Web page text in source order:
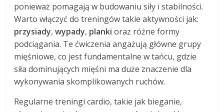
ponieważ pomagają w budowaniu siły i stabilności.
Warto włączyć do treningów takie aktywności jak:
przysiady,wypady, planki oraz różne formy
podciągania. Te ćwiczenia angażują główne grupy
mięśniowe, co jest fundamentalne w tańcu, gdzie
siła dominujących mięśni ma duże znaczenie dla
wykonywania skomplikowanych ruchów.
Regularne treningi cardio, takie jak bieganie,